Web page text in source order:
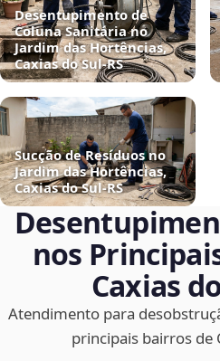
Desentupimento de
Coluna Sanitária no
Jardim das Hortências,
Caxias do Sul‑RS
Sucção de Resíduos no
Jardim das Hortências,
Caxias do Sul‑RS
nos
Caxias
Atendimento para
principais bairros de